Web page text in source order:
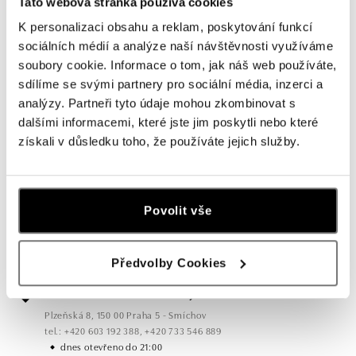
K personalizaci obsahu a reklam, poskytování funkcí
sociálních médií a analýze naší návštěvnosti využíváme
soubory cookie. Informace o tom, jak náš web používáte,
sdílíme se svými partnery pro sociální média, inzerci a
analýzy. Partneři tyto údaje mohou zkombinovat s
dalšími informacemi, které jste jim poskytli nebo které
získali v důsledku toho, že používáte jejich služby.
Povolit vše
Předvolby Cookies
Všechny Česko Slovensko
ALO diamonds OC Forum Nová Karolina,
Jantarová 3344/4, 702 00 Ostrava-Moravská Ostrava
tel.: +420 603 166 013, +420 603 565 187
Plzeňská 8, 150 00 Praha 5 - Smíchov
tel.: +420 603 192 388, +420 733 546 889
dnes otevřeno do 21:00